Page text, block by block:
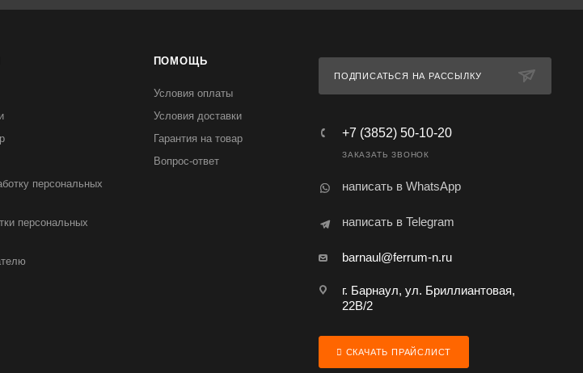
персональных
персональных
ПОМОЩЬ
Условия оплаты
Условия доставки
Гарантия на товар
Вопрос-ответ
ПОДПИСАТЬСЯ НА РАССЫЛКУ
+7 (3852) 50-10-20
ЗАКАЗАТЬ ЗВОНОК
написать в WhatsApp
написать в Telegram
barnaul@ferrum-n.ru
г. Барнаул, ул. Бриллиантовая,
22В/2
СКАЧАТЬ ПРАЙСЛИСТ